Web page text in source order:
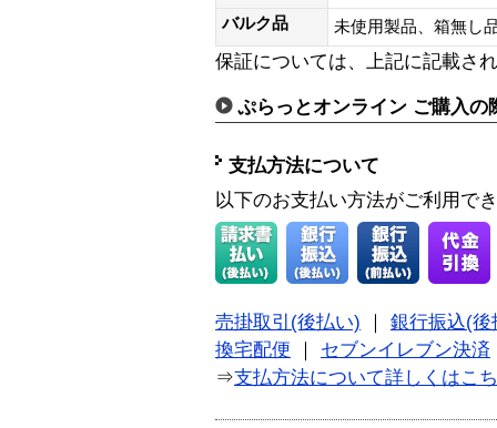
バルク品
未使用製品、箱無
保証については、上記に記載さ
ぷらっとオンライン ご購入の
支払方法について
以下のお支払い方法がご利用で
売掛取引(後払い)
銀行振込(後
換宅配便
セブンイレブン決済
⇒支払方法について詳しくはこ